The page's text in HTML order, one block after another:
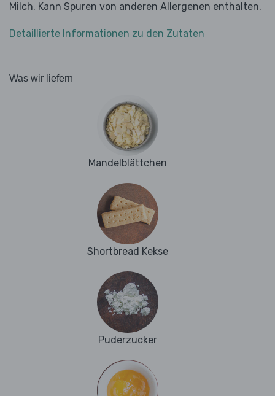
Milch. Kann Spuren von anderen Allergenen enthalten.
Detaillierte Informationen zu den Zutaten
Was wir liefern
Mandelblättchen
Shortbread Kekse
Puderzucker